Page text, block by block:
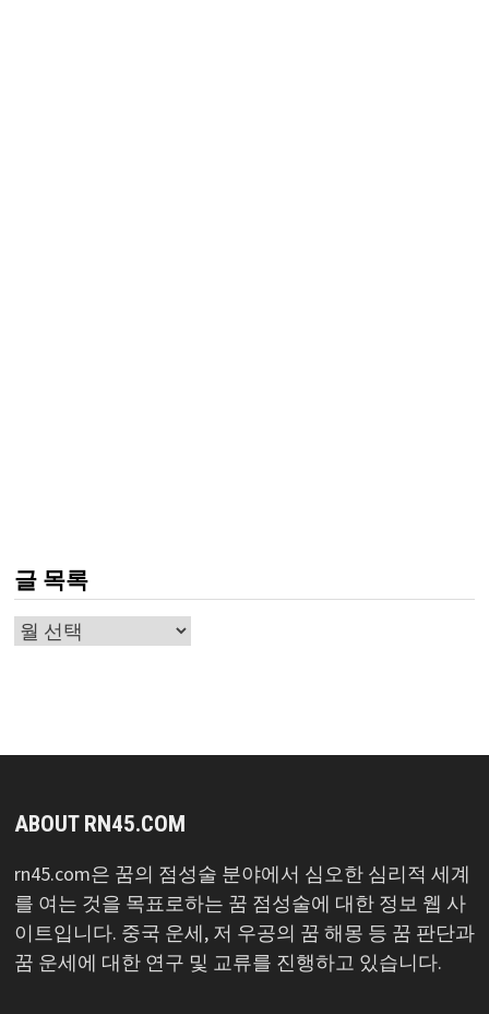
글 목록
글
ABOUT RN45.COM
rn45.com은 꿈의 점성술 분야에서 심오한 심리적 세계
를 여는 것을 목표로하는 꿈 점성술에 대한 정보 웹 사
이트입니다. 중국 운세, 저 우공의 꿈 해몽 등 꿈 판단과
꿈 운세에 대한 연구 및 교류를 진행하고 있습니다.